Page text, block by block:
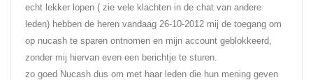
echt lekker lopen ( zie vele klachten in de chat van andere
leden) hebben de heren vandaag 26-10-2012 mij de toegang om
op nucash te sparen ontnomen en mijn account geblokkeerd,
zonder mij hiervan even een berichtje te sturen.
zo goed Nucash dus om met haar leden die hun mening geven